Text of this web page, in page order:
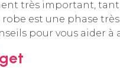
très important,
robe est une phase
pour vous aider